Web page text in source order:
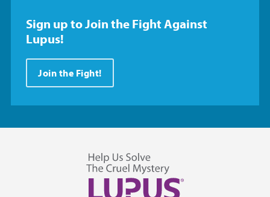
Sign up to Join the Fight Against
Lupus!
Join the Fight!